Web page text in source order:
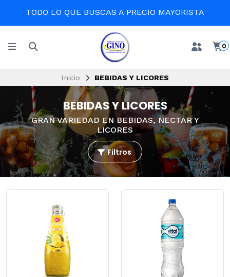
TODO LO QUE BUSCAS A PRECIO MAYORISTA
0
Inicio BEBIDAS Y LICORES
BEBIDAS Y LICORES
GRAN VARIEDAD EN BEBIDAS, NECTAR Y
LICORES
Filtros